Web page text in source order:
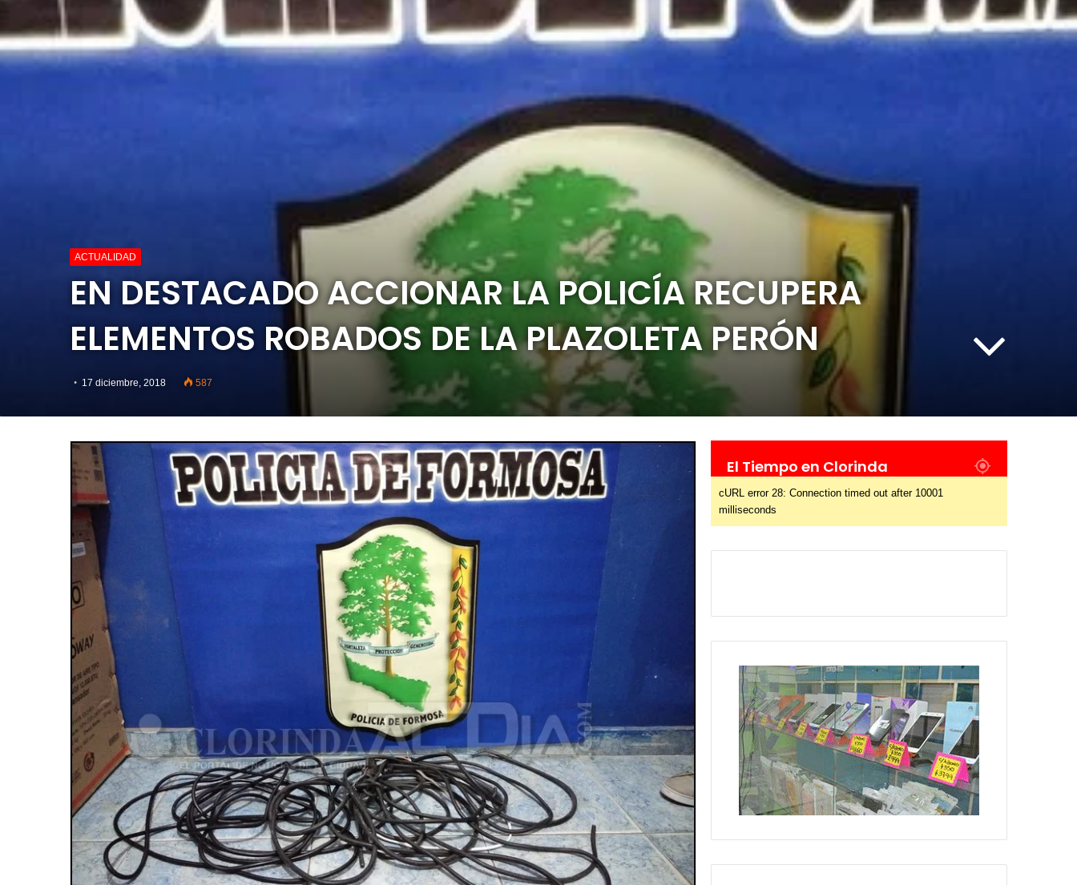
ACTUALIDAD
EN DESTACADO ACCIONAR LA POLICÍA RECUPERA
ELEMENTOS ROBADOS DE LA PLAZOLETA PERÓN
17 diciembre, 2018 587
El Tiempo en Clorinda
cURL error 28: Connection timed out after 10001
milliseconds